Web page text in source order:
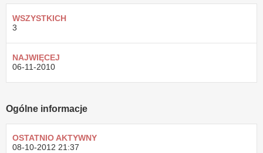
WSZYSTKICH
3
NAJWIĘCEJ
06-11-2010
Ogólne informacje
OSTATNIO AKTYWNY
08-10-2012 21:37